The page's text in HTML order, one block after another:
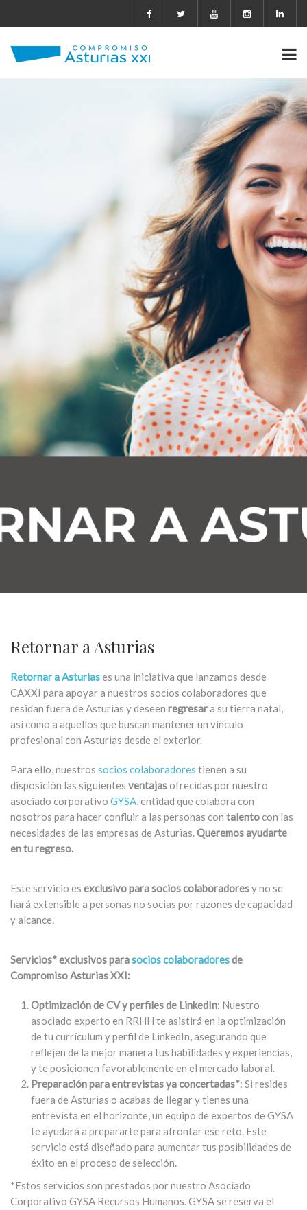
Retornar a Asturias
Retornar a Asturiases una iniciativa que lanzamos desde
CAXXI para apoyar a nuestros socios colaboradores que
residan fuera de Asturias y deseen regresara su tierra natal,
así como a aquellos que buscan mantener un vínculo
profesional con Asturias desde el exterior.
Para ello, nuestros socios colaboradores tienen a su
disposición las siguientes ventajasofrecidas por nuestro
asociado corporativo GYSA, entidad que colabora con
nosotros para hacer confluir a las personas con talentocon las
necesidades de las empresas de Asturias.Queremos ayudarte
en tu regreso.
Este servicio es exclusivo para socios colaboradoresy no se
hará extensible a personas no socias por razones de capacidad
y alcance.
Servicios* exclusivos parasocios colaboradoresde
Compromiso Asturias XXI:
Optimización de CV y perfiles de LinkedIn: Nuestro
asociado experto en RRHH te asistirá en la optimización
de tu currículum y perfil de LinkedIn, asegurando que
reflejen de la mejor manera tus habilidades y experiencias,
y te posicionen favorablemente en el mercado laboral.
Preparación para entrevistas ya concertadas*: Si resides
fuera de Asturias o acabas de llegar y tienes una
entrevista en el horizonte, un equipo de expertos de GYSA
te ayudará a prepararte para afrontar ese reto. Este
servicio está diseñado para aumentar tus posibilidades de
éxito en el proceso de selección.
*Estos servicios son prestados por nuestro Asociado
Corporativo GYSA Recursos Humanos. GYSA se reserva el